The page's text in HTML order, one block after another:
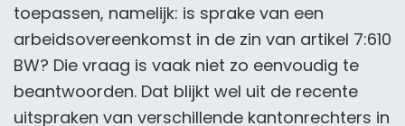
toepassen, namelijk: is sprake van een
arbeidsovereenkomst in de zin van artikel 7:610
BW? Die vraag is vaak niet zo eenvoudig te
beantwoorden. Dat blijkt wel uit de recente
uitspraken van verschillende kantonrechters in